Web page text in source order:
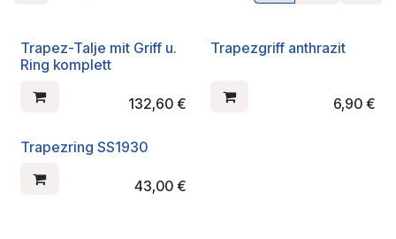
Trapez-Talje mit Griff u.
Ring komplett
132,60€
Trapezgriff anthrazit
6,90 €
Trapezring SS1930
43,00€